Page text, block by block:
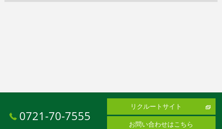
0721-70-7555
リクルートサイト
お問い合わせはこちら